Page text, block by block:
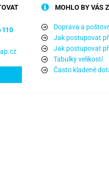
110
MOHLO BY VÁS
Doprava a
Jak postupovat
Jak postupovat
Tabulky velikostí
Často kladené